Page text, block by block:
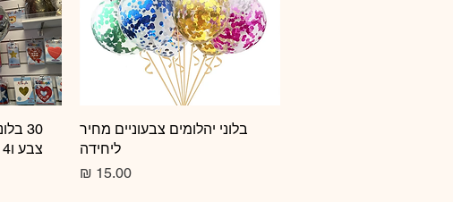
תצוגה מהירה
בלוני יהלומים צבעוניים מחיר
ליחידה
מחיר‏15.00 ‏₪